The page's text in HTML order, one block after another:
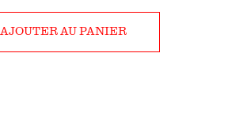
AJOUTER AU PANIER